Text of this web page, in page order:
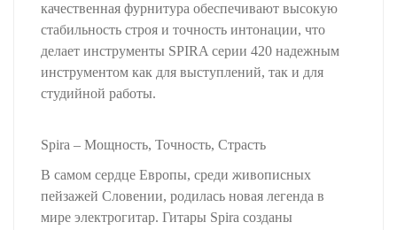
качественная фурнитура обеспечивают высокую
стабильность строя и точность интонации, что
делает инструменты SPIRA серии 420 надежным
инструментом как для выступлений, так и для
студийной работы.
Spira – Мощность, Точность, Страсть
В самом сердце Европы, среди живописных
пейзажей Словении, родилась новая легенда в
мире электрогитар. Гитары Spira созданы